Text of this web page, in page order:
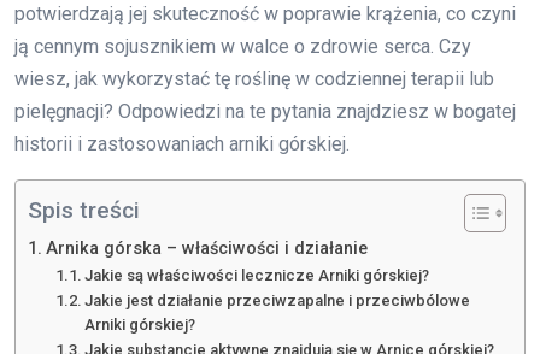
potwierdzają jej skuteczność w poprawie krążenia, co czyni
ją cennym sojusznikiem w walce o zdrowie serca. Czy
wiesz, jak wykorzystać tę roślinę w codziennej terapii lub
pielęgnacji? Odpowiedzi na te pytania znajdziesz w bogatej
historii i zastosowaniach arniki górskiej.
Spis treści
Arnika górska – właściwości i działanie
Jakie są właściwości lecznicze Arniki górskiej?
Jakie jest działanie przeciwzapalne i przeciwbólowe
Arniki górskiej?
Jakie substancje aktywne znajdują się w Arnice górskiej?